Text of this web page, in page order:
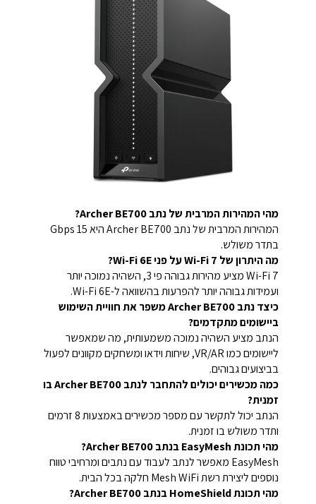
מהי המהירות המרבית של נתב Archer BE700?
המהירות המרבית של נתב Archer BE700 היא 15 Gbps
בתדר משולש.
מה היתרון של Wi-Fi 7 על פני Wi-Fi 6E?
Wi-Fi 7 מציע מהירות גבוהה פי 3, השהיה נמוכה יותר
ועמידות גבוהה יותר להפרעות בהשוואה ל-Wi-Fi 6E.
כיצד נתב Archer BE700 משפר את חוויית השימוש
ביישומים מתקדמים?
הנתב מציע השהיה נמוכה משמעותית, מה שמאפשר
ליישומים כמו VR/AR, שיחות וידאו ומשחקים מקוונים לפעול
בביצועים גבוהים.
כמה מכשירים יכולים להתחבר לנתב Archer BE700 בו
זמנית?
הנתב יכול לתקשר עם מספר מכשירים באמצעות 8 זרמים
ותדר משולש בו זמנית.
מהי תכונת EasyMesh בנתב Archer BE700?
EasyMesh מאפשר לנתב לעבוד עם נתבים ומרחיבי טווח
נוספים ליצירת רשת Mesh WiFi חלקה בכל הבית.
מהי תכונת HomeShield בנתב Archer BE700?